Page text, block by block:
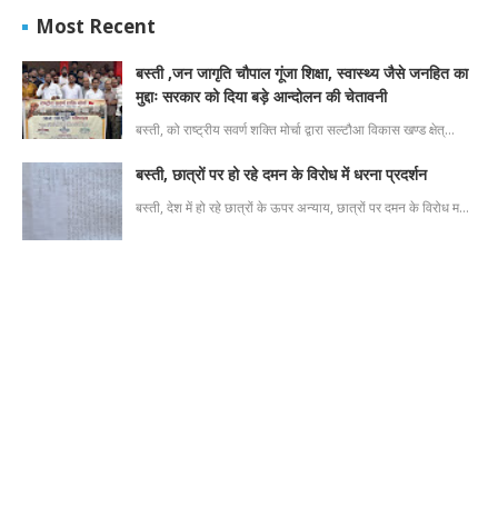
Most Recent
बस्ती ,जन जागृति चौपाल गूंजा शिक्षा, स्वास्थ्य जैसे जनहित का
मुद्दाः सरकार को दिया बड़े आन्दोलन की चेतावनी
बस्ती, को राष्ट्रीय सवर्ण शक्ति मोर्चा द्वारा सल्टौआ विकास खण्ड क्षेत्…
बस्ती, छात्रों पर हो रहे दमन के विरोध में धरना प्रदर्शन
बस्ती, देश में हो रहे छात्रों के ऊपर अन्याय, छात्रों पर दमन के विरोध म…